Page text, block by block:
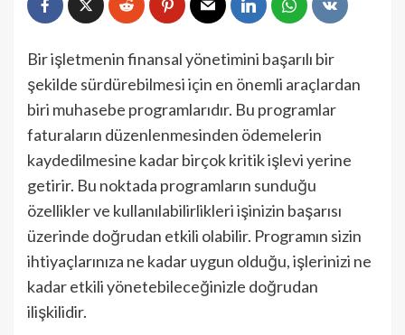
Bir işletmenin finansal yönetimini başarılı bir
şekilde sürdürebilmesi için en önemli araçlardan
biri muhasebe programlarıdır. Bu programlar
faturaların düzenlenmesinden ödemelerin
kaydedilmesine kadar birçok kritik işlevi yerine
getirir. Bu noktada programların sunduğu
özellikler ve kullanılabilirlikleri işinizin başarısı
üzerinde doğrudan etkili olabilir. Programın sizin
ihtiyaçlarınıza ne kadar uygun olduğu, işlerinizi ne
kadar etkili yönetebileceğinizle doğrudan
ilişkilidir.